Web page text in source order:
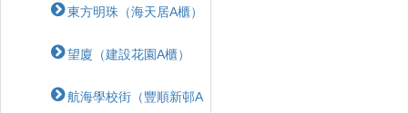
東方明珠（海天居A櫃）
望廈（建設花園A櫃）
航海學校街（豐順新邨A